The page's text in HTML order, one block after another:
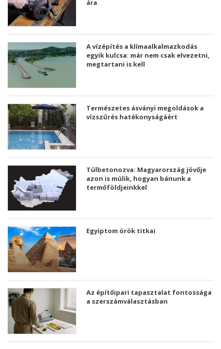
ára
A vízépítés a klímaalkalmazkodás
egyik kulcsa: már nem csak elvezetni,
megtartani is kell
Természetes ásványi megoldások a
vízszűrés hatékonyságáért
Túlbetonozva: Magyarország jövője
azon is múlik, hogyan bánunk a
termőföldjeinkkel
Egyiptom örök titkai
Az építőipari tapasztalat fontossága
a szerszámválasztásban